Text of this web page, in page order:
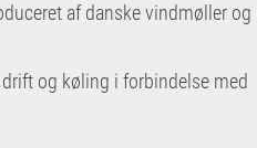
af danske vindmøller og
og køling i forbindelse med